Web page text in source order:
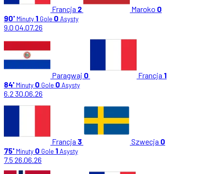
Francja 2 Maroko 0
90' Minuty 1 Gole 0 Asysty
9.0 04.07.26
Paragwaj 0 Francja 1
84' Minuty 0 Gole 0 Asysty
6.2 30.06.26
Francja 3 Szwecja 0
75' Minuty 0 Gole 1Asysty
7.5 26.06.26